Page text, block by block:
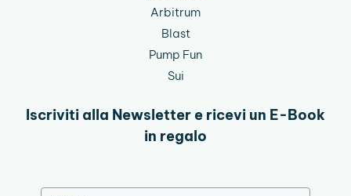
Arbitrum
Blast
Pump Fun
Sui
Iscriviti alla Newsletter e ricevi un E-Book
in regalo